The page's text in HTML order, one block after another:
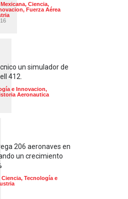
, Ciencia,
, Fuerza Aérea
un simulador de
412.
e Innovacion,
Aeronautica
206 aeronaves en
un crecimiento
Ciencia, Tecnología e